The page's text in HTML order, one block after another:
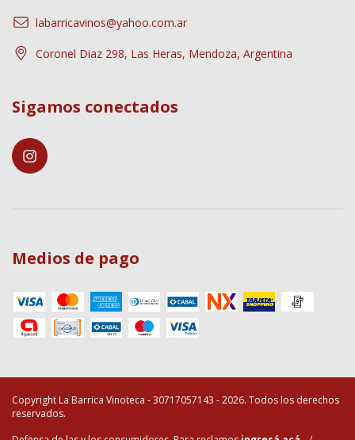
labarricavinos@yahoo.com.ar
Coronel Diaz 298, Las Heras, Mendoza, Argentina
Sigamos conectados
Medios de pago
Copyright La Barrica Vinoteca - 30717057143 - 2026. Todos los derechos
reservados.